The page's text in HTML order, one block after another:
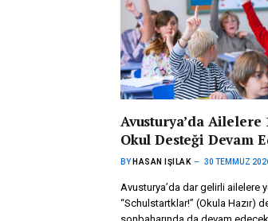
Avusturya’da Ailelere
Okul Desteği Devam
BY HASAN IŞILAK 30 TEMMUZ
Avusturya’da dar gelirli ailelere
“Schulstartklar!” (Okula Hazır)